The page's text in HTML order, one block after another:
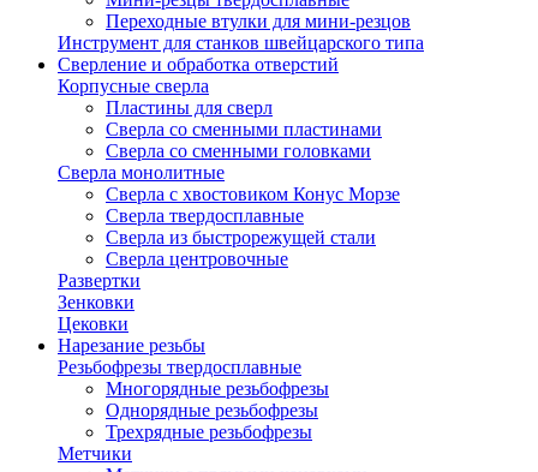
Переходные втулки для мини-резцов
Инструмент для станков швейцарского типа
Сверление и обработка отверстий
Корпусные сверла
Пластины для сверл
Сверла со сменными пластинами
Сверла со сменными головками
Сверла монолитные
Сверла с хвостовиком Конус Морзе
Сверла твердосплавные
Сверла из быстрорежущей стали
Сверла центровочные
Развертки
Зенковки
Цековки
Нарезание резьбы
Резьбофрезы твердосплавные
Многорядные резьбофрезы
Однорядные резьбофрезы
Трехрядные резьбофрезы
Метчики